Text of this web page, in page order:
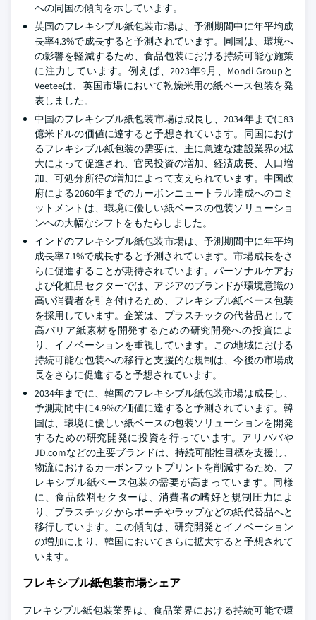
への同国の傾向を示しています。
英国のフレキシブル紙包装市場は、予測期間中に年平均成
長率4.3%で成長すると予測されています。同国は、環境へ
の影響を軽減するため、食品包装における持続可能な施策
に注力しています。例えば、2023年9月、Mondi Groupと
Veeteeは、英国市場において乾燥米用の紙ベース包装を発
表しました。
中国のフレキシブル紙包装市場は成長し、2034年までに83
億米ドルの価値に達すると予想されています。同国におけ
るフレキシブル紙包装の需要は、主に急速な建設業界の拡
大によって促進され、官民投資の増加、経済成長、人口増
加、可処分所得の増加によって支えられています。中国政
府による2060年までのカーボンニュートラル達成へのコミ
ットメントは、環境に優しい紙ベースの包装ソリューショ
ンへの大幅なシフトをもたらしました。
インドのフレキシブル紙包装市場は、予測期間中に年平均
成長率7.1%で成長すると予測されています。市場成長をさ
らに促進することが期待されています。パーソナルケアお
よび化粧品セクターでは、アジアのブランドが環境意識の
高い消費者を引き付けるため、フレキシブル紙ベース包装
を採用しています。企業は、プラスチックの代替品として
高バリア紙素材を開発するための研究開発への投資によ
り、イノベーションを重視しています。この地域における
持続可能な包装への移行と支援的な規制は、今後の市場成
長をさらに促進すると予想されています。
2034年までに、韓国のフレキシブル紙包装市場は成長し、
予測期間中に4.9%の価値に達すると予測されています。韓
国は、環境に優しい紙ベースの包装ソリューションを開発
するための研究開発に投資を行っています。アリババや
JD.comなどの主要ブランドは、持続可能性目標を支援し、
物流におけるカーボンフットプリントを削減するため、フ
レキシブル紙ベース包装の需要が高まっています。同様
に、食品飲料セクターは、消費者の嗜好と規制圧力によ
り、プラスチックからポーチやラップなどの紙代替品へと
移行しています。この傾向は、研究開発とイノベーション
の増加により、韓国においてさらに拡大すると予想されて
います。
フレキシブル紙包装市場シェア
フレキシブル紙包装業界は、食品業界における持続可能で環